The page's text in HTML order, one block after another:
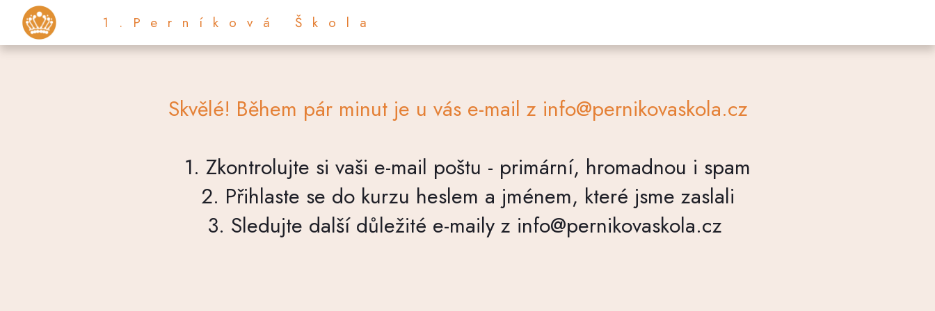
1.Perníková Škola
Skvělé! Během pár minut je u vás e-mail z info@pernikovaskola.cz
1. Zkontrolujte si vaši e-mail poštu - primární, hromadnou i spam
2. Přihlaste se do kurzu heslem a jménem, které jsme zaslali
3. Sledujte další důležité e-maily z info@pernikovaskola.cz